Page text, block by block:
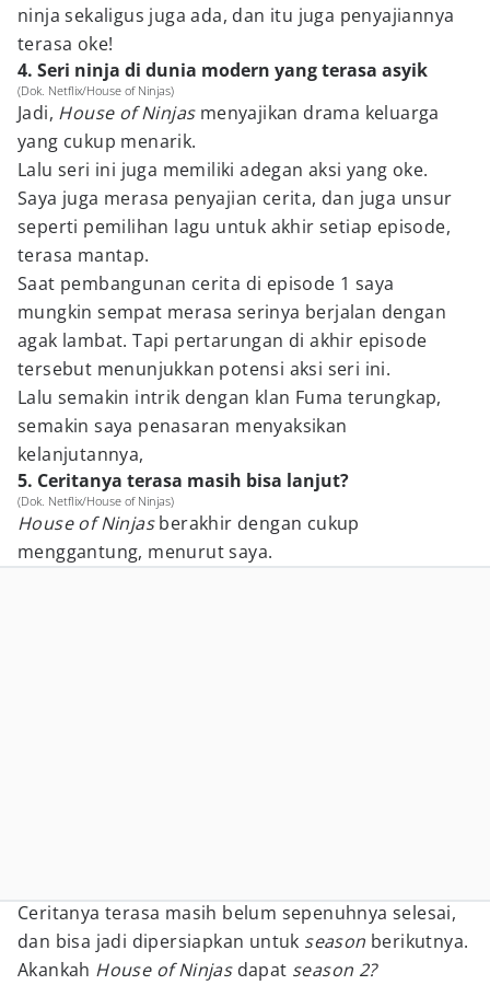
ninja sekaligus juga ada, dan itu juga penyajiannya
terasa oke!
4. Seri ninja di dunia modern yang terasa asyik
(Dok. Netflix/House of Ninjas)
Jadi, House of Ninjas menyajikan drama keluarga
yang cukup menarik.
Lalu seri ini juga memiliki adegan aksi yang oke.
Saya juga merasa penyajian cerita, dan juga unsur
seperti pemilihan lagu untuk akhir setiap episode,
terasa mantap.
Saat pembangunan cerita di episode 1 saya
mungkin sempat merasa serinya berjalan dengan
agak lambat. Tapi pertarungan di akhir episode
tersebut menunjukkan potensi aksi seri ini.
Lalu semakin intrik dengan klan Fuma terungkap,
semakin saya penasaran menyaksikan
kelanjutannya,
5. Ceritanya terasa masih bisa lanjut?
(Dok. Netflix/House of Ninjas)
House of Ninjasberakhir dengan cukup
menggantung, menurut saya.
Ceritanya terasa masih belum sepenuhnya selesai,
dan bisa jadi dipersiapkan untuk season berikutnya.
Akankah House of Ninjas dapat season 2?